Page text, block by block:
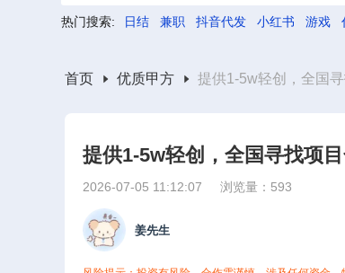
热门搜索: 日结 兼职 抖音代发 小红书 游戏
首页 优质甲方 提供1-5w轻创，全国
提供1-5w轻创，全国寻找项
2026-07-05 11:12:07 浏览量：593
姜先生